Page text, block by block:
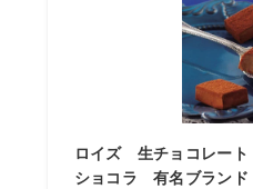
ロイズ 生チョコレー
ショコラ 有名ブラン